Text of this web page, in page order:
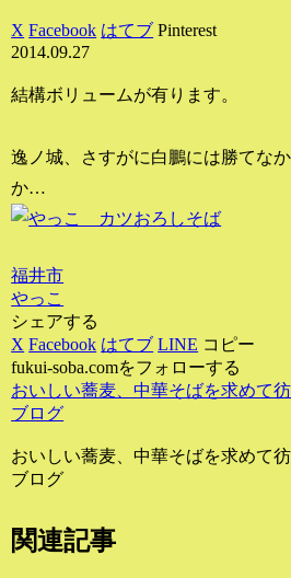
X Facebook はてブ Pinterest
2014.09.27
結構ボリュームが有ります。
逸ノ城、さすがに白鵬には勝てな
か…
福井市
やっこ
シェアする
X Facebook はてブ LINE コピー
fukui-soba.comをフォローする
おいしい蕎麦、中華そばを求めて彷
ブログ
おいしい蕎麦、中華そばを求めて彷
ブログ
関連記事